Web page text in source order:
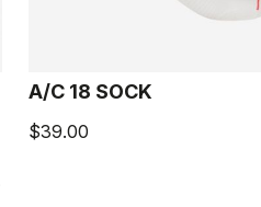
A/C 18 SOCK
$39.00